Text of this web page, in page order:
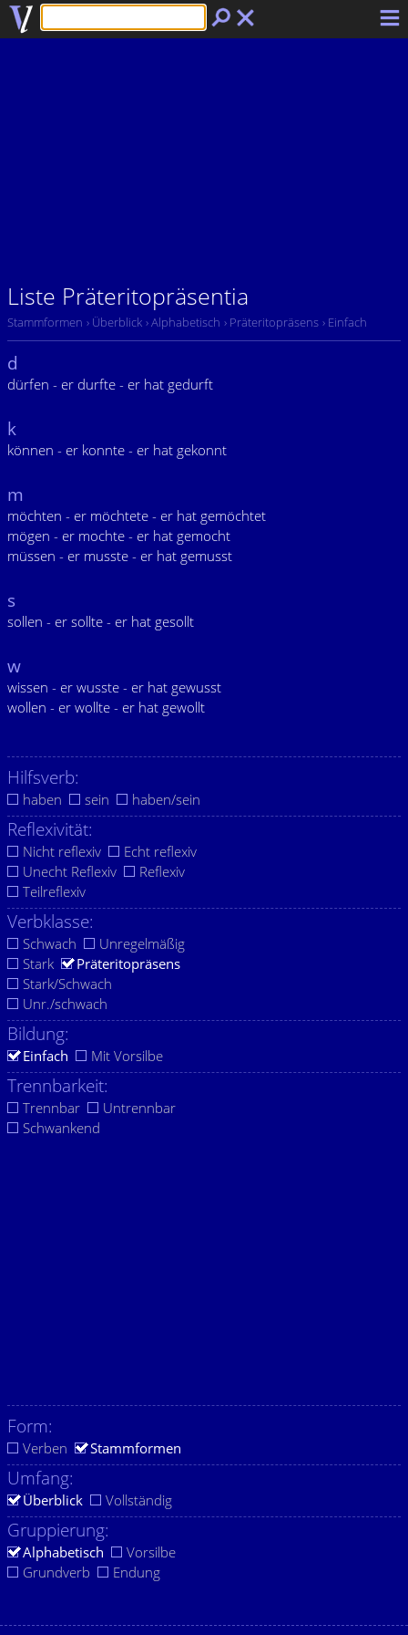
Liste Präteritopräsentia
Stammformen › Überblick › Alphabetisch › Präteritopräsens › Einfach
d
dürfen - er durfte - er hat gedurft
k
können - er konnte - er hat gekonnt
m
möchten - er möchtete - er hat gemöchtet
mögen - er mochte - er hat gemocht
müssen - er musste - er hat gemusst
s
sollen - er sollte - er hat gesollt
w
wissen - er wusste - er hat gewusst
wollen - er wollte - er hat gewollt
Hilfsverb:
haben sein haben/sein
Reflexivität:
Nicht reflexiv
Echt reflexiv
Unecht Reflexiv
Reflexiv
Teilreflexiv
Verbklasse:
Schwach
Unregelmäßig
Stark
Präteritopräsens
Stark/Schwach
Unr./schwach
Bildung:
Einfach Mit Vorsilbe
Trennbarkeit:
Trennbar
Untrennbar
Schwankend
Form:
Verben Stammformen
Umfang:
Überblick Vollständig
Gruppierung:
Alphabetisch
Vorsilbe
Grundverb
Endung